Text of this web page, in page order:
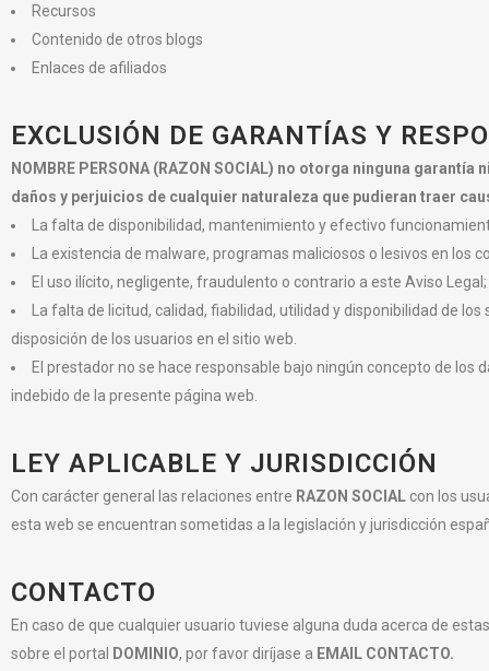
Recursos
Contenido de otros blogs
Enlaces de afiliados
EXCLUSIÓN DE GARANTÍAS Y
NOMBRE PERSONA (RAZON SOCIAL) no otorga ninguna
daños y perjuicios de cualquier naturaleza que pudieran traer
La falta de disponibilidad, mantenimiento y efectivo
La existencia de malware, programas maliciosos o lesivos en los
El uso ilícito, negligente, fraudulento o contrario a este Aviso Legal;
La falta de licitud, calidad, fiabilidad, utilidad y disponibilidad de
disposición de los usuarios en el sitio web.
El prestador no se hace responsable bajo ningún concepto de los
indebido de la presente página web.
LEY APLICABLE Y JURISDICCIÓN
Con carácter general las relaciones entre RAZON SOCIAL con los
esta web se encuentran sometidas a la legislación y jurisdicción
CONTACTO
En caso de que cualquier usuario tuviese alguna duda acerca de
sobre el portal
DOMINIO, por favor diríjase a EMAIL CONTACTO.